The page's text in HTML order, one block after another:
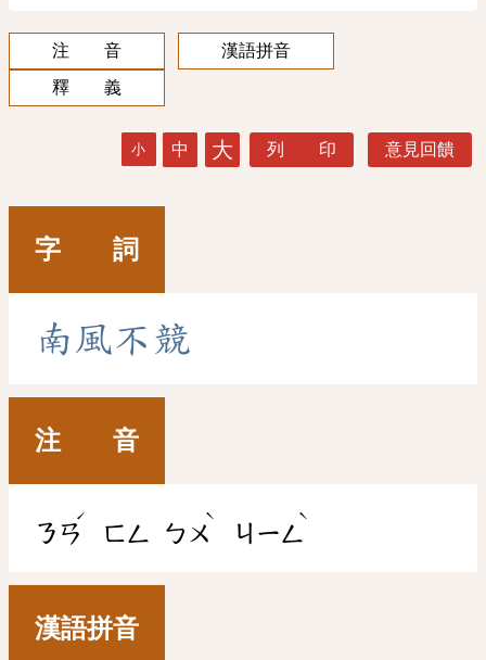
注 音
漢語拼音
釋 義
小 中 大 列 印 意見回饋
字 詞
南 風不 競
注 音
ㄋㄢ
ˊ
ㄈㄥ ㄅㄨ
ˋ
ㄐㄧㄥ
ˋ
漢語拼音